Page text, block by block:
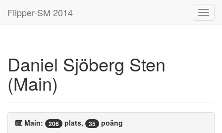
Flipper-SM 2014
Daniel Sjöberg Sten
(Main)
Main: 206 plats, 35 poäng